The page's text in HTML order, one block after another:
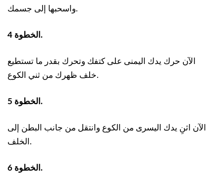
واسحبها إلى جسمك.
الخطوة 4.
الآن حرك يدك اليمنى على كتفك وتحرك بقدر ما تستطيع
خلف ظهرك من ثني الكوع.
الخطوة 5.
الآن اثنِ يدك اليسرى من الكوع وانتقل من جانب البطن إلى
الخلف.
الخطوة 6.